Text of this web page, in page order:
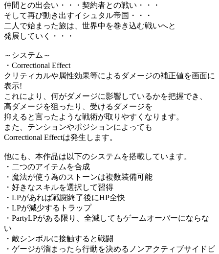
仲間との出会い・・・契約者との戦い・・・
そして再び動き出すイシュタル帝国・・・
二人で始まった旅は、世界中を巻き込む戦いへと
発展していく・・・
～システム～
・Correctional Effect
クリティカルや属性効果等によるダメージの補正値を画面に
表示!
これにより、何がダメージに影響しているかを把握でき、
高ダメージを狙ったり、受けるダメージを
抑えると言ったような戦術が取りやすくなります。
また、テンションやポジションによっても
Correctional Effectは発生します。
他にも、本作品は以下のシステムを搭載しています。
・二つのアイテムを合成
・魔法が使う為のストーンは複数装備可能
・好きなスキルを選択して習得
・LPがあれば戦闘終了後にHP全快
・LPが減少するトラップ
・PartyLPがある限り、全滅してもゲームオーバーにならな
い
・敵シンボルに接触すると戦闘
・ゲージが溜まったら行動を決めるノンアクティブサイドビ